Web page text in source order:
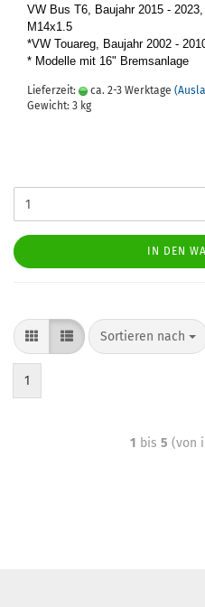
VW Bus T6, Bau­jahr 2015 -
M14x1.5
*VW Tou­a­reg, Bau­jahr 2002 -
* Mo­del­le mit 16" Brems­an­la­ge
Lieferzeit: ca. 2-3 Werktage
Gewicht: 3 kg
IN DEN
Sortieren nach
1
1 bis 5 (von